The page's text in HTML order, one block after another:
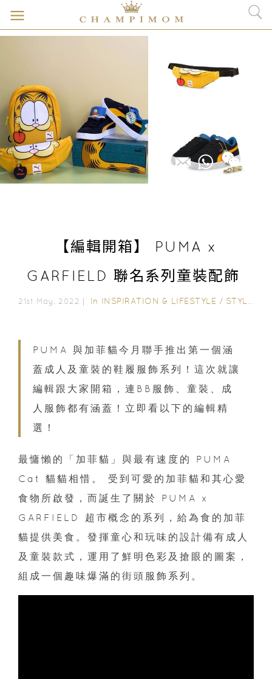
【編輯開箱】 PUMA x
GARFIELD 聯名系列童裝配飾
21st May, 2022｜ In INSPIRATION & LIFESTYLE / STYLE & LIVING
PUMA 與加菲貓今月聯手推出第⼀個涵
蓋成人及童裝的鞋履服飾系列！這次就讓
編輯跟大家開箱，連BB服飾、童裝、成
人服飾都有涵蓋！立即看以下的編輯精
選！
最慵懶的「加菲貓」與最有速度的 PUMA
Cat 貓貓相惜。 受到可愛的加菲貓和其心愛
食物所啟發，而誕生了關於 PUMA x
GARFIELD 超市概念的系列，給為食的加菲
貓提供美食。發揮童心和玩味的設計備有成⼈
及童裝款式，運用了鮮明色彩及搶眼的圖案，
組成⼀個趣味爆滿的街頭服飾系列。